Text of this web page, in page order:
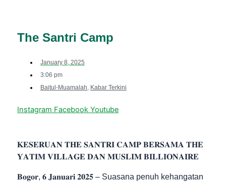
The Santri Camp
January 8, 2025
3:06 pm
Baitul-Muamalah, Kabar Terkini
Instagram Facebook Youtube
𝐊𝐄𝐒𝐄𝐑𝐔𝐀𝐍 𝐓𝐇𝐄 𝐒𝐀𝐍𝐓𝐑𝐈 𝐂𝐀𝐌𝐏 𝐁𝐄𝐑𝐒𝐀𝐌𝐀 𝐓𝐇𝐄
𝐘𝐀𝐓𝐈𝐌 𝐕𝐈𝐋𝐋𝐀𝐆𝐄 𝐃𝐀𝐍 𝐌𝐔𝐒𝐋𝐈𝐌 𝐁𝐈𝐋𝐋𝐈𝐎𝐍𝐀𝐈𝐑𝐄
𝐁𝐨𝐠𝐨𝐫, 𝟔 𝐉𝐚𝐧𝐮𝐚𝐫𝐢 𝟐𝟎𝟐𝟓 – Suasana penuh kehangatan